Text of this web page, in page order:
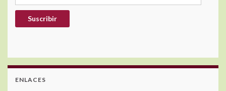
Suscribir
ENLACES